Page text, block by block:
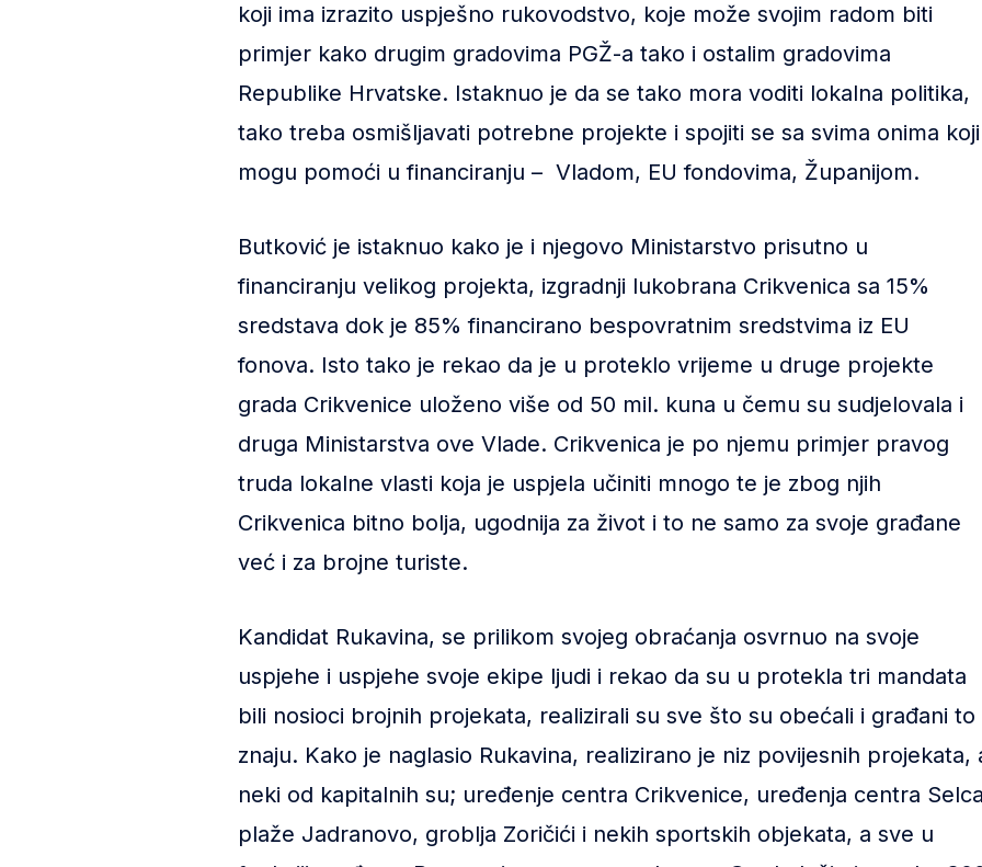
koji ima izrazito uspješno rukovodstvo, koje može svojim radom biti
primjer kako drugim gradovima PGŽ-a tako i ostalim gradovima
Republike Hrvatske. Istaknuo je da se tako mora voditi lokalna politika,
tako treba osmišljavati potrebne projekte i spojiti se sa svima onima koji
mogu pomoći u financiranju – Vladom, EU fondovima, Županijom.
Butković je istaknuo kako je i njegovo Ministarstvo prisutno u
financiranju velikog projekta, izgradnji lukobrana Crikvenica sa 15%
sredstava dok je 85% financirano bespovratnim sredstvima iz EU
fonova. Isto tako je rekao da je u proteklo vrijeme u druge projekte
grada Crikvenice uloženo više od 50 mil. kuna u čemu su sudjelovala i
druga Ministarstva ove Vlade. Crikvenica je po njemu primjer pravog
truda lokalne vlasti koja je uspjela učiniti mnogo te je zbog njih
Crikvenica bitno bolja, ugodnija za život i to ne samo za svoje građane
već i za brojne turiste.
Kandidat Rukavina, se prilikom svojeg obraćanja osvrnuo na svoje
uspjehe i uspjehe svoje ekipe ljudi i rekao da su u protekla tri mandata
bili nosioci brojnih projekata, realizirali su sve što su obećali i građani to
znaju. Kako je naglasio Rukavina, realizirano je niz povijesnih projekata,
neki od kapitalnih su; uređenje centra Crikvenice, uređenja centra
plaže Jadranovo, groblja Zoričići i nekih sportskih objekata, a sve u